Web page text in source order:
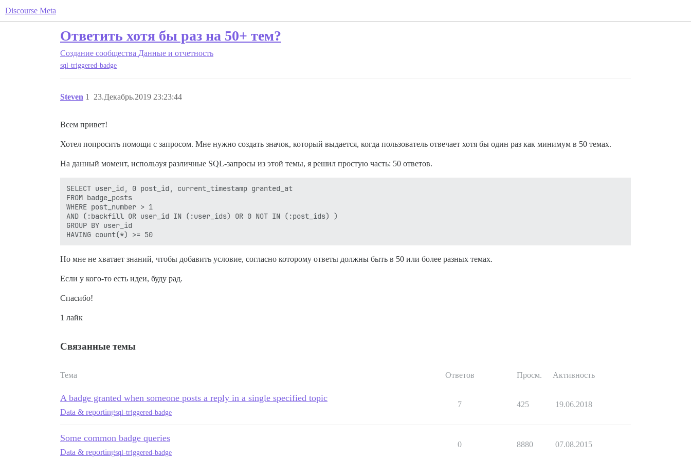
Discourse Meta
Ответить хотя бы раз на 50+ тем?
Создание сообщества Данные и отчетность
sql-triggered-badge
Steven 23.Декабрь.2019 23:23:44
1
Всем привет!
Хотел попросить помощи с запросом. Мне нужно создать значок, который выдается, когда пользователь отвечает хотя бы один раз как минимум в 50 темах.
На данный момент, используя различные SQL-запросы из этой темы, я решил простую часть: 50 ответов.
SELECT user_id, 0 post_id, current_timestamp granted_at
FROM badge_posts
WHERE post_number > 1
AND (:backfill OR user_id IN (:user_ids) OR 0 NOT IN (:post_ids) )
GROUP BY user_id
Но мне не хватает знаний, чтобы добавить условие, согласно которому ответы должны быть в 50 или более разных темах.
Если у кого-то есть идеи, буду рад.
Спасибо!
1 лайк
Связанные темы
Тема Ответов Просм. Активность
A badge granted when someone posts a reply in a single specified topic
Data & reportingsql-triggered-badge
7 425 19.06.2018
Some common badge queries
Data & reportingsql-triggered-badge
0 8880 07.08.2015